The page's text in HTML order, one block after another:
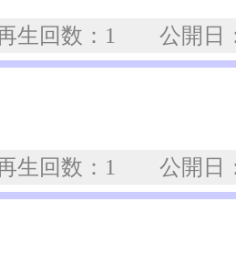
生回数：1 公開
生回数：1 公開